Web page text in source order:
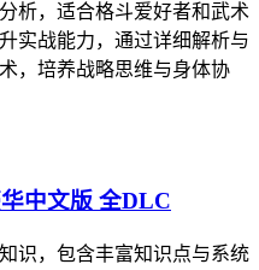
析，适合格斗爱好者和武术
实战能力，通过详细解析与
，培养战略思维与身体协
中文版 全DLC
识，包含丰富知识点与系统